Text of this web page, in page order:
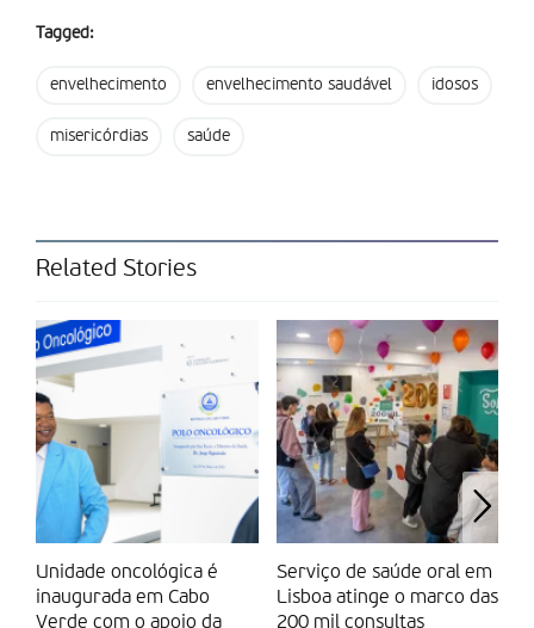
Tagged:
envelhecimento envelhecimento saudável idosos
misericórdias saúde
Related Stories
Unidade oncológica é
inaugurada em Cabo
Verde com o apoio da
Serviço de saúde oral em
Lisboa atinge o marco das
200 mil consultas